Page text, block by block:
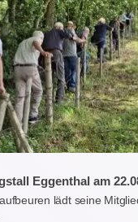
Eggenthal am
lädt seine